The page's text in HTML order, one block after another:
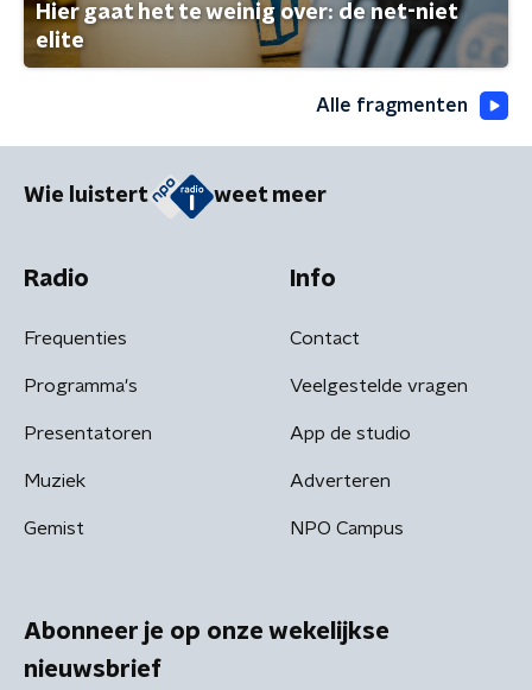
Hier gaat het te weinig over: de net-niet
elite
Alle fragmenten
Wie luistert weet meer
Radio
Frequenties
Programma's
Presentatoren
Muziek
Gemist
Info
Contact
Veelgestelde vragen
App de studio
Adverteren
NPO Campus
Abonneer je op onze wekelijkse
nieuwsbrief